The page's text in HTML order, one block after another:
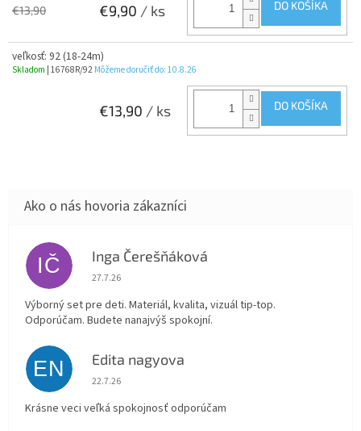
€13,90 €9,90 / ks DO KOŠÍKA
veľkosť: 92 (18-24m)
Skladom | 16768R/92 Môžeme doručiť do: 10.8.26
€13,90 / ks DO KOŠÍKA
IČ Inga Čerešňáková
Hodnotenie obchodu je 5 z 5 hviezdičiek.
27.7.26
Výborný set pre deti. Materiál, kvalita, vizuál tip-top.
Odporúčam. Budete nanajvýš spokojní.
EN Edita nagyova
Hodnotenie obchodu je 5 z 5 hviezdičiek.
22.7.26
Krásne veci veľká spokojnosť odporúčam